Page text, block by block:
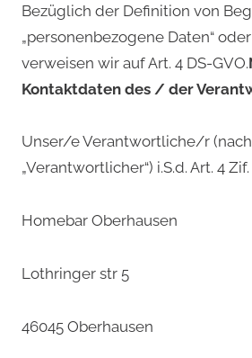
Bezüglich der Definition von
„personenbezogene Daten“
verweisen wir auf Art. 4 DS-GVO.
Kontaktdaten des / der
Unser/e Verantwortliche/r
„Verantwortlicher“) i.S.d. Art. 4
Homebar Oberhausen
Lothringer str 5
46045 Oberhausen